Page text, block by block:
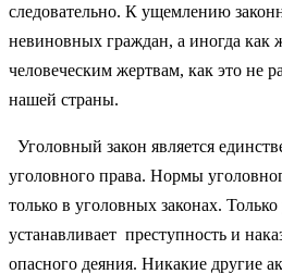
следовательно. К ущемлению
невиновных граждан, а иногда как
человеческим жертвам, как это не
нашей страны.
Уголовный закон является
уголовного права. Нормы
только в уголовных законах.
устанавливает преступность и
опасного деяния. Никакие другие